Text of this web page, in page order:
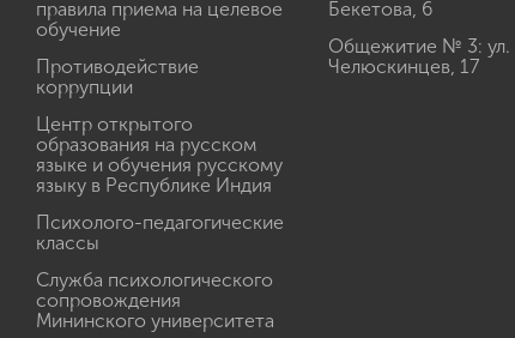
правила приема на целевое
обучение
Противодействие
коррупции
Центр открытого
образования на русском
языке и обучения русскому
языку в Республике Индия
Психолого-педагогические
классы
Служба психологического
сопровождения
Мининского университета
Бекетова, 6
Общежитие № 3: ул.
Челюскинцев, 17